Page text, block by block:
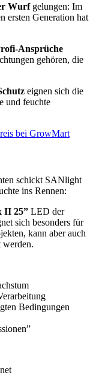
Wurfgelungen: Im
ersten Generation hat
Ansprüche
gehören, die
eignen sich die
und feuchte
bei GrowMart
schickt SANlight
ins Rennen:
II 25” LED der
sich besonders für
kann aber auch
werden.
Bedingungen